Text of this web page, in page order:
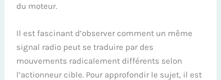
du moteur.
Il est fascinant d’observer comment un même
signal radio peut se traduire par des
mouvements radicalement différents selon
l’actionneur cible. Pour approfondir le sujet, il est